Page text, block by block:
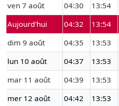
ven 7 août
04:30 13:54
Aujourd'hui
04:32 13:54
dim 9 août
04:35 13:53
lun 10 août
04:37 13:53
mar 11 août
04:39 13:53
mer 12 août
04:42 13:53